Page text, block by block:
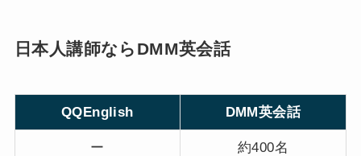
日本人講師ならDMM英会話
QQEnglish DMM英会話
ー 約400名